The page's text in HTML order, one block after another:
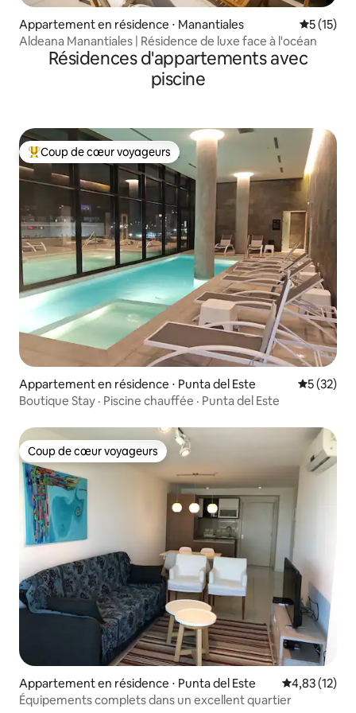
Appartement en résidence ⋅ Manantiales
5 (15)
Aldeana Manantiales | Résidence de luxe face à l'océan
Résidences d'appartements avec
piscine
Coups de cœur voyageurs les plus appréciés
Coup de cœur voyageurs
Appartement en résidence ⋅ Punta del Este
5 (32)
Boutique Stay · Piscine chauffée · Punta del Este
Coup de cœur voyageurs
Coup de cœur voyageurs
Appartement en résidence ⋅ Punta del Este Évaluation
4,83 (12)
Équipements complets dans un excellent quartier